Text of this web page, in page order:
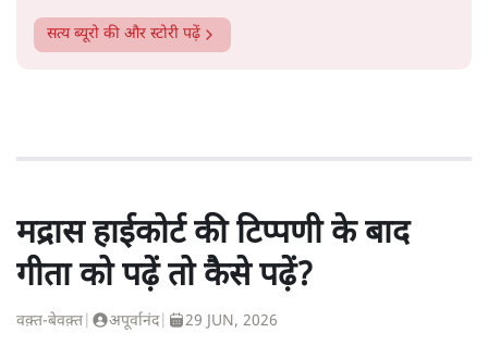
सत्य ब्यूरो की और स्टोरी पढ़ें
मद्रास हाईकोर्ट की टिप्पणी के बाद
गीता को पढ़ें तो कैसे पढ़ें?
वक़्त-बेवक़्त अपूर्वानंद| 29 JUN, 2026